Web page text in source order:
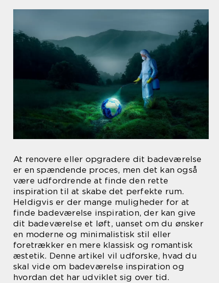
At renovere eller opgradere dit badeværelse
er en spændende proces, men det kan også
være udfordrende at finde den rette
inspiration til at skabe det perfekte rum.
Heldigvis er der mange muligheder for at
finde badeværelse inspiration, der kan give
dit badeværelse et løft, uanset om du ønsker
en moderne og minimalistisk stil eller
foretrækker en mere klassisk og romantisk
æstetik. Denne artikel vil udforske, hvad du
skal vide om badeværelse inspiration og
hvordan det har udviklet sig over tid.